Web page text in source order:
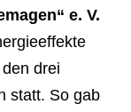
e. V.
drei
statt. So gab